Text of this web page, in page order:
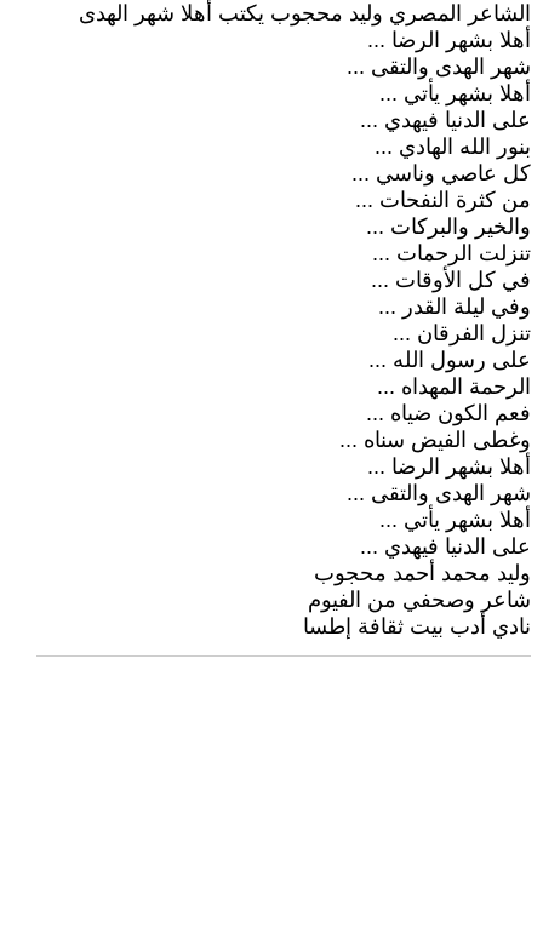
الشاعر المصري وليد محجوب يكتب أهلا شهر الهدى
أهلا بشهر الرضا ...
شهر الهدى والتقى ...
أهلا بشهر يأتي ...
على الدنيا فيهدي ...
بنور الله الهادي ...
كل عاصي وناسي ...
من كثرة النفحات ...
والخير والبركات ...
تنزلت الرحمات ...
في كل الأوقات ...
وفي ليلة القدر ...
تنزل الفرقان ...
على رسول الله ...
الرحمة المهداه ...
فعم الكون ضياه ...
وغطى الفيض سناه ...
أهلا بشهر الرضا ...
شهر الهدى والتقى ...
أهلا بشهر يأتي ...
على الدنيا فيهدي ...
وليد محمد أحمد محجوب
شاعر وصحفي من الفيوم
نادي أدب بيت ثقافة إطسا